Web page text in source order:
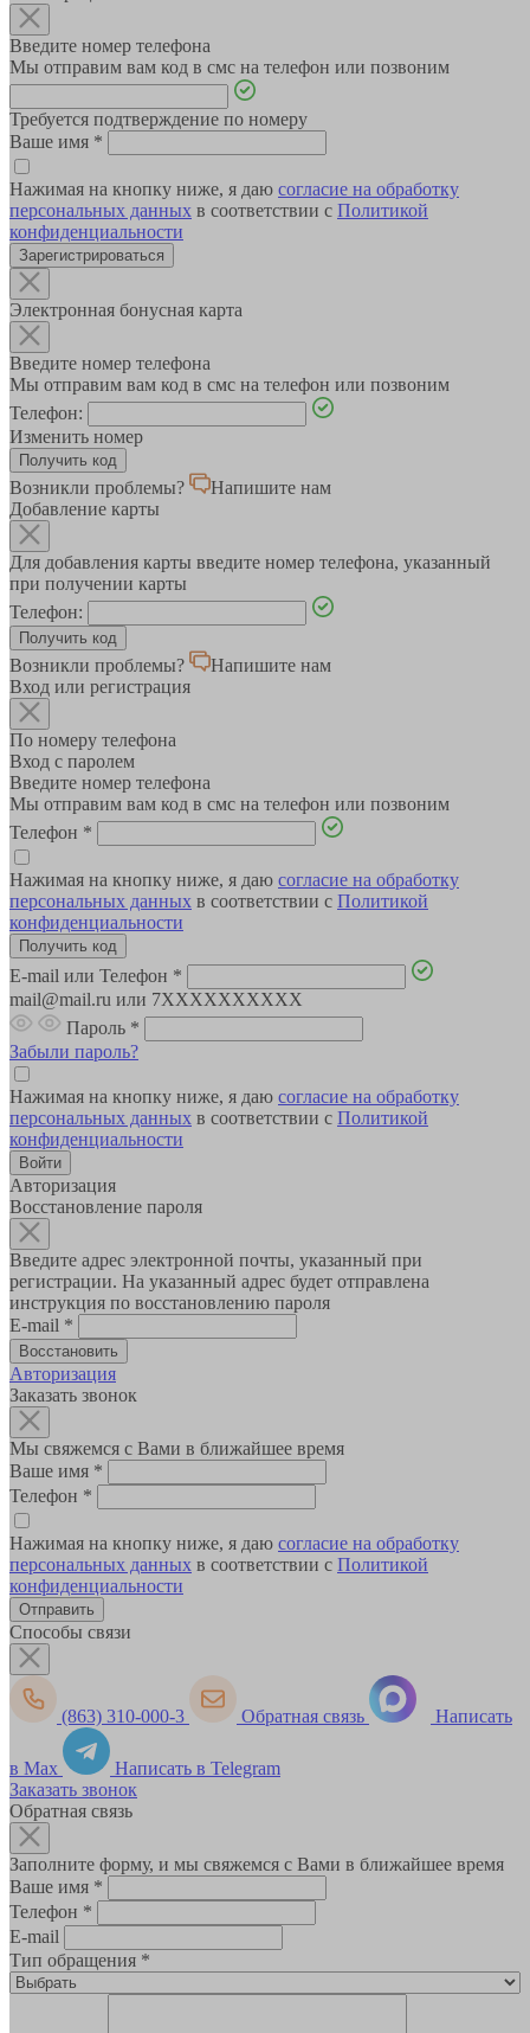
Введите номер телефона
Мы отправим вам код в смс на телефон или позвоним
Требуется подтверждение по номеру
Ваше имя *
Нажимая на кнопку ниже, я даю согласие на обработку
персональных данных в соответствии с Политикой
конфиденциальности
Зарегистрироваться
Электронная бонусная карта
Введите номер телефона
Мы отправим вам код в смс на телефон или позвоним
Телефон:
Изменить номер
Возникли проблемы?
Напишите нам
Добавление карты
Для добавления карты введите номер телефона, указанный
при получении карты
Телефон:
Возникли проблемы?
Напишите нам
Вход или регистрация
По номеру телефона
Вход с паролем
Введите номер телефона
Мы отправим вам код в смс на телефон или позвоним
Телефон *
Нажимая на кнопку ниже, я даю согласие на обработку
персональных данных в соответствии с Политикой
конфиденциальности
E-mail или Телефон *
mail@mail.ru или 7XXXXXXXXXX
Пароль *
Забыли пароль?
Нажимая на кнопку ниже, я даю согласие на обработку
персональных данных в соответствии с Политикой
конфиденциальности
Авторизация
Восстановление пароля
Введите адрес электронной почты, указанный при
регистрации. На указанный адрес будет отправлена
инструкция по восстановлению пароля
E-mail *
Авторизация
Заказать звонок
Мы свяжемся с Вами в ближайшее время
Ваше имя *
Телефон *
Нажимая на кнопку ниже, я даю согласие на обработку
персональных данных в соответствии с Политикой
конфиденциальности
Способы связи
(863) 310-000-3 Обратная связь Написать
в Max
Написать в Telegram
Заказать звонок
Обратная связь
Заполните форму, и мы свяжемся с Вами в ближайшее время
Ваше имя *
Телефон *
E-mail
Тип обращения *